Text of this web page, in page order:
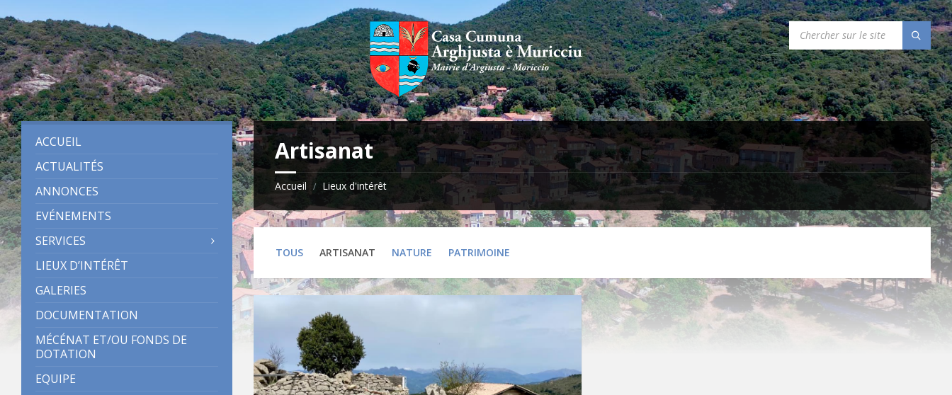
to
content
to
left
sidebar
to
footer
SEARCH:
Artisanat
Accueil / Lieux d'intérêt
TOUS ARTISANAT NATURE PATRIMOINE
ACCUEIL
ACTUALITÉS
ANNONCES
EVÉNEMENTS
SERVICES
LIEUX D’INTÉRÊT
GALERIES
DOCUMENTATION
MÉCÉNAT ET/OU FONDS DE
DOTATION
EQUIPE